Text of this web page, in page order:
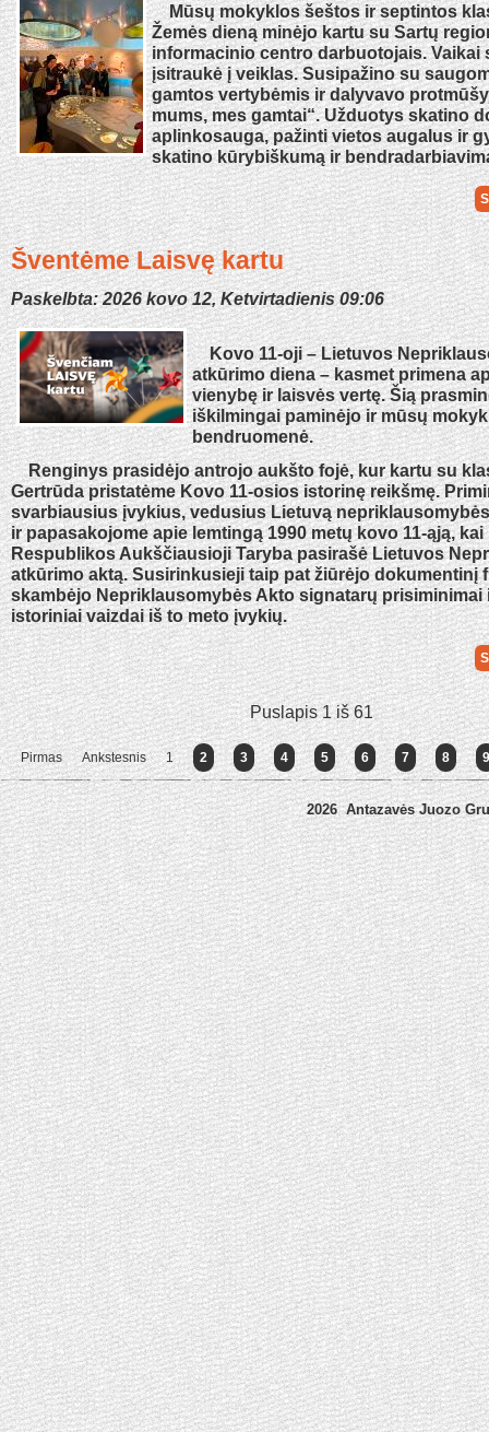
Mūsų mokyklos šeštos ir septintos
Žemės dieną minėjo kartu su Sartų
informacinio centro darbuotojais. Vaikai
įsitraukė į veiklas. Susipažino su
gamtos vertybėmis ir dalyvavo
mums, mes gamtai“. Užduotys skatino
aplinkosauga, pažinti vietos augalus ir
skatino kūrybiškumą ir
Šventėme Laisvę kartu
Paskelbta: 2026 kovo 12, Ketvirtadienis 09:06
Kovo 11-oji – Lietuvos
atkūrimo diena – kasmet primena
vienybę ir laisvės vertę. Šią
iškilmingai paminėjo ir mūsų
bendruomenė.
Renginys prasidėjo antrojo aukšto fojė, kur kartu su
Gertrūda pristatėme Kovo 11-osios istorinę reikšmę.
svarbiausius įvykius, vedusius Lietuvą
ir papasakojome apie lemtingą 1990 metų kovo 11-ąją,
Respublikos Aukščiausioji Taryba pasirašė Lietuvos
atkūrimo aktą. Susirinkusieji taip pat žiūrėjo dokumentinį
skambėjo Nepriklausomybės Akto signatarų
istoriniai vaizdai iš to meto įvykių.
Puslapis 1 iš 61
Pirmas Ankstesnis 1 2 3 4 5 6 7 8 9
2026 Antazavės Juozo